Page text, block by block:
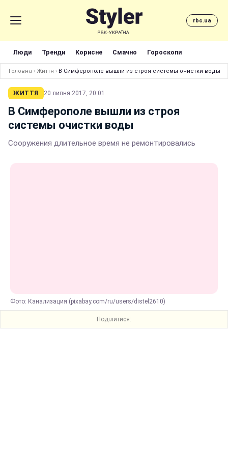
rbc.ua
Люди Тренди Корисне Смачно Гороскопи
Головна › Життя › В Симферополе вышли из строя системы очистки воды
ЖИТТЯ 20 липня 2017, 20:01
В Симферополе вышли из строя
системы очистки воды
Сооружения длительное время не ремонтировались
Фото: Канализация (pixabay.com/ru/users/distel2610)
Поділитися: